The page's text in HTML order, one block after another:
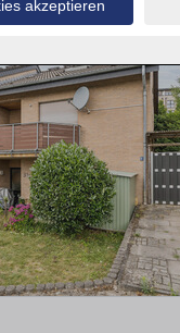
akzeptieren